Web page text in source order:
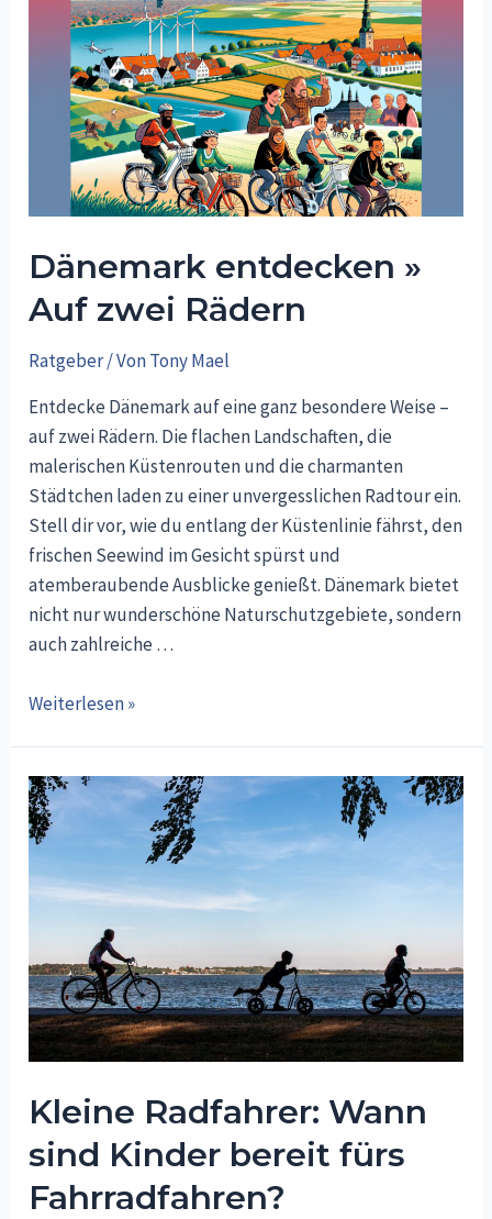
Aufkleber
Sicherheit
erhöhen
Dänemark entdecken »
Auf zwei Rädern
Ratgeber/ VonTony Mael
Entdecke Dänemark auf eine ganz besondere Weise –
auf zwei Rädern. Die flachen Landschaften, die
malerischen Küstenrouten und die charmanten
Städtchen laden zu einer unvergesslichen Radtour ein.
Stell dir vor, wie du entlang der Küstenlinie fährst, den
frischen Seewind im Gesicht spürst und
atemberaubende Ausblicke genießt. Dänemark bietet
nicht nur wunderschöne Naturschutzgebiete, sondern
auch zahlreiche …
Dänemark
Auf
zwei
Rädern
Weiterlesen »
Kleine Radfahrer: Wann
sind Kinder bereit fürs
Fahrradfahren?